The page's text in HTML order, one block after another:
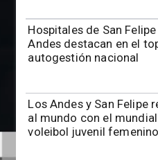
Hospitales de San
Andes destacan en el
autogestión nacional
​​Los Andes y San Felipe
al mundo con el
voleibol juvenil femenino